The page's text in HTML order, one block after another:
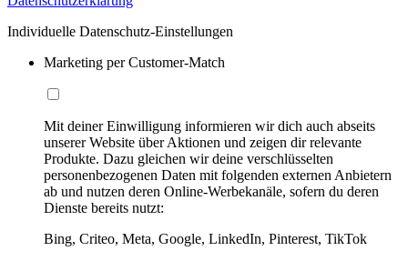
Individuelle Datenschutz-Einstellungen
Marketing per Customer-Match
Mit deiner Einwilligung informieren wir dich auch abseits
unserer Website über Aktionen und zeigen dir relevante
Produkte. Dazu gleichen wir deine verschlüsselten
personenbezogenen Daten mit folgenden externen Anbietern
ab und nutzen deren Online-Werbekanäle, sofern du deren
Dienste bereits nutzt:
Bing, Criteo, Meta, Google, LinkedIn, Pinterest, TikTok